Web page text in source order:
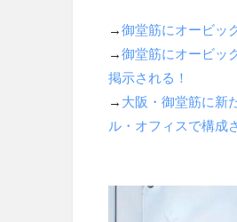
→御堂筋にオービッ
→御堂筋にオービッ
掲示される！
→ 大阪・御堂筋に新
ル・オフィスで構成